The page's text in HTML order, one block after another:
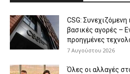
CSG:
βασικές αγορές –
προηγμένες
7 Αυγούστου 2026
Όλες οι αλλαγές